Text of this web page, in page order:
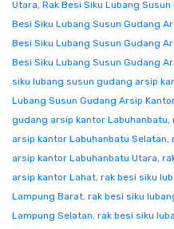
Utara, Rak Besi Siku Lubang
Besi Siku Lubang Susun Gudang
Besi Siku Lubang Susun Gudang
Besi Siku Lubang Susun Gudang
siku lubang susun gudang arsip
Lubang Susun Gudang Arsip
gudang arsip kantor Labuhanbatu,
arsip kantor Labuhanbatu Selatan,
arsip kantor Labuhanbatu Utara,
arsip kantor Lahat, rak besi siku
Lampung Barat, rak besi siku
Lampung Selatan, rak besi siku